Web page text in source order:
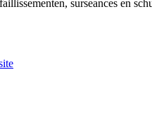
surseances en